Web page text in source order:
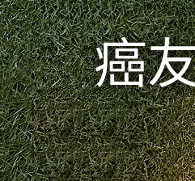
癌